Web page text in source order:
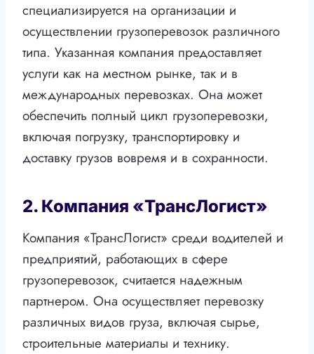
специализируется на организации и
осуществлении грузоперевозок различного
типа. Указанная компания предоставляет
услуги как на местном рынке, так и в
международных перевозках. Она может
обеспечить полный цикл грузоперевозки,
включая погрузку, транспортировку и
доставку грузов вовремя и в сохранности.
2. Компания «ТрансЛогист»
Компания «ТрансЛогист» среди водителей и
предприятий, работающих в сфере
грузоперевозок, считается надежным
партнером. Она осуществляет перевозку
различных видов груза, включая сырье,
строительные материалы и технику.